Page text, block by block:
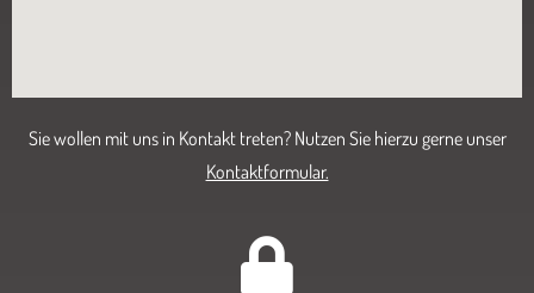
Sie wollen mit uns in Kontakt treten? Nutzen Sie hierzu gerne unser
Kontaktformular.